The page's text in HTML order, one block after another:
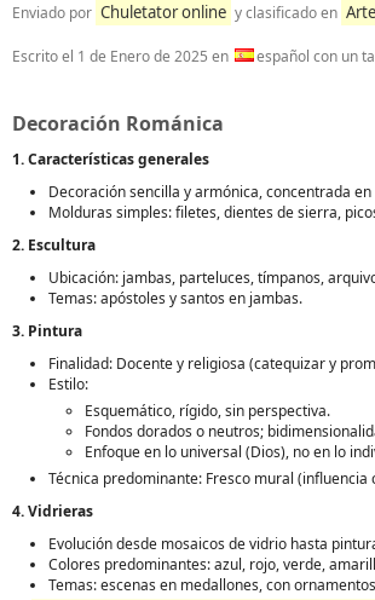
Enviado por Chuletator online y clasificado en
Escrito el 1 de Enero de 2025 en español con un
Decoración Románica
1. Características generales
Decoración sencilla y armónica, concentrada
Molduras simples: filetes, dientes de sierra,
2. Escultura
Ubicación: jambas, parteluces, tímpanos,
Temas: apóstoles y santos en jambas.
3. Pintura
Finalidad: Docente y religiosa (catequizar y
Estilo:
Esquemático, rígido, sin perspectiva.
Fondos dorados o neutros;
Enfoque en lo universal (Dios), no en lo
Técnica predominante: Fresco mural (influencia
4. Vidrieras
Evolución desde mosaicos de vidrio hasta
Colores predominantes: azul, rojo, verde,
Temas: escenas en medallones, con ornamentos